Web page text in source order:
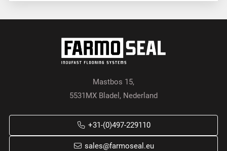
Mastbos 15,
5531MX Bladel, Nederland
+31-(0)497-229110
sales@farmoseal.eu